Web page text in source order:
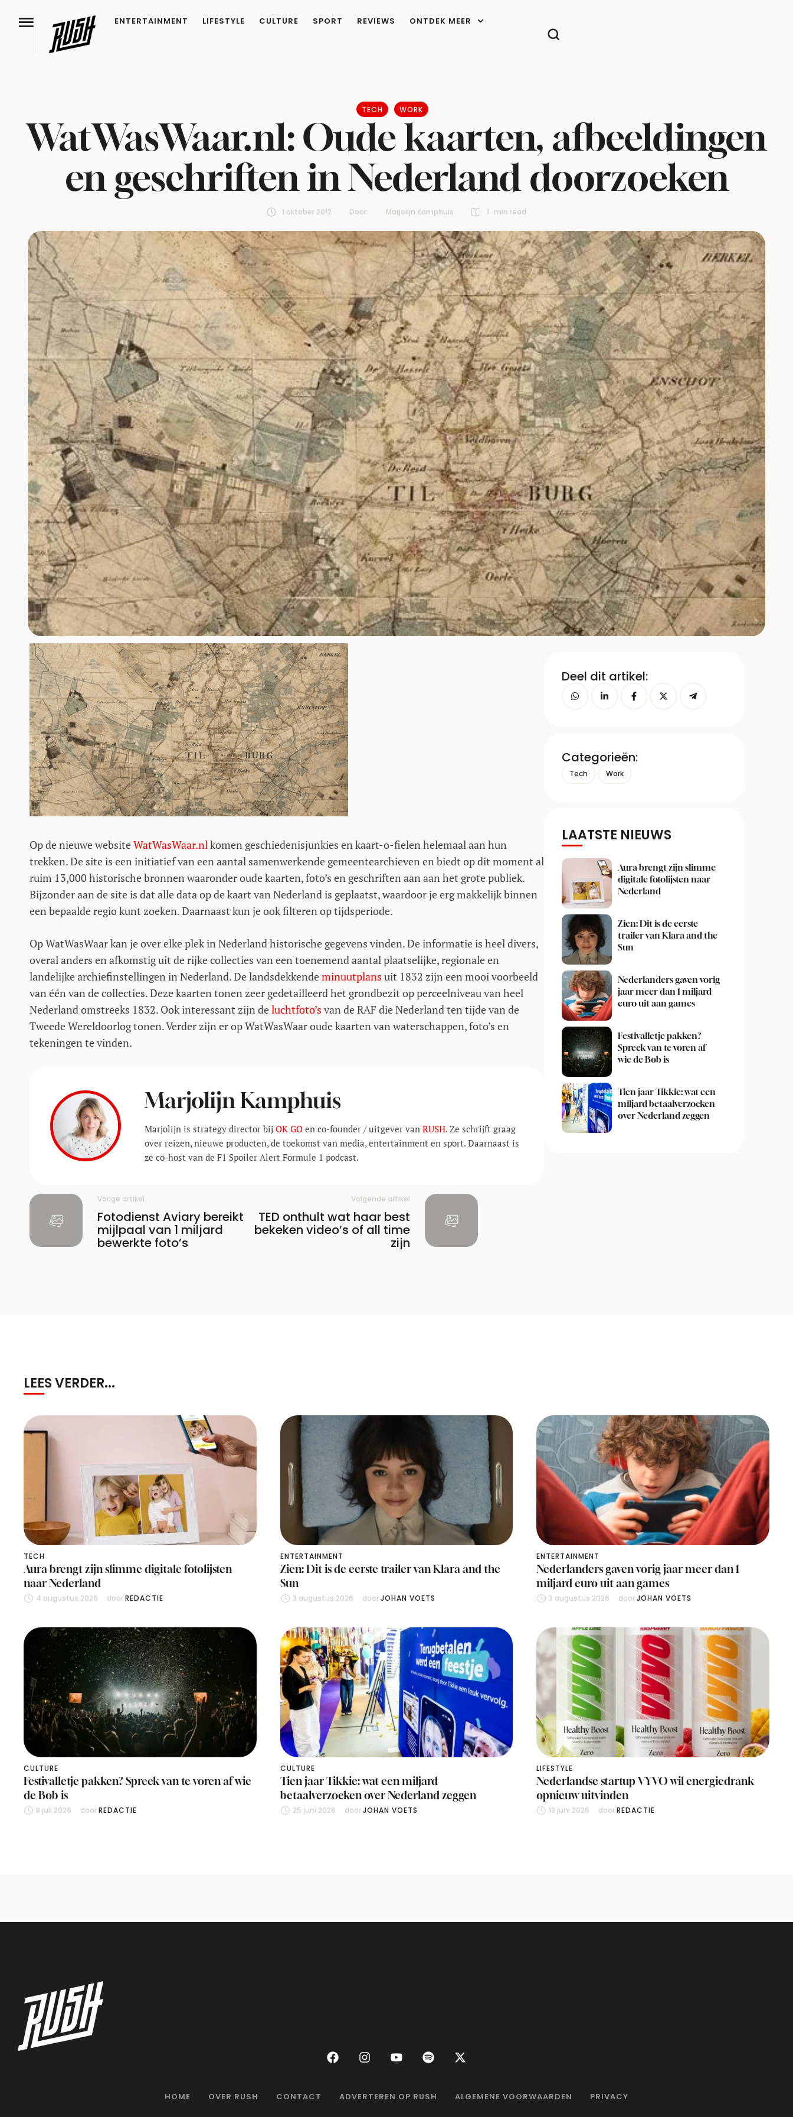
ENTERTAINMENT LIFESTYLE CULTURE SPORT REVIEWS ONTDEK MEER
TECH WORK
WatWasWaar.nl: Oude kaarten, afbeeldingen
en geschriften in Nederland doorzoeken
1 oktober 2012 Door: Marjolijn Kamphuis 1 min read
Op de nieuwe websiteWatWasWaar.nlkomen geschiedenisjunkies en kaart-o-fielen helemaal aan hun
trekken. De site is een initiatief van een aantal samenwerkende gemeentearchieven en biedt op dit moment al
ruim 13,000 historische bronnen waaronder oude kaarten, foto’s en geschriften aan aan het grote publiek.
Bijzonder aan de site is dat alle data op de kaart van Nederland is geplaatst, waardoor je erg makkelijk binnen
een bepaalde regio kunt zoeken. Daarnaast kun je ook filteren op tijdsperiode.
Op WatWasWaar kan je over elke plek in Nederland historische gegevens vinden. De informatie is heel divers,
overal anders en afkomstig uit de rijke collecties van een toenemend aantal plaatselijke, regionale en
landelijke archiefinstellingen in Nederland. De landsdekkendeminuutplans uit 1832 zijn een mooi voorbeeld
van één van de collecties. Deze kaarten tonen zeer gedetailleerd het grondbezit op perceelniveau van heel
Nederland omstreeks 1832. Ook interessant zijn deluchtfoto’s van de RAF die Nederland ten tijde van de
Tweede Wereldoorlog tonen. Verder zijn er op WatWasWaar oude kaarten van waterschappen, foto’s en
tekeningen te vinden.
Marjolijn Kamphuis
Marjolijn is strategy director bijOK GO en co-founder / uitgever vanRUSH. Ze schrijft graag
over reizen, nieuwe producten, de toekomst van media, entertainment en sport. Daarnaast is
ze co-host van de F1 Spoiler Alert Formule 1 podcast.
Vorige artikel
Fotodienst Aviary bereikt
mijlpaal van 1 miljard
bewerkte foto’s
Volgende artikel
TED onthult wat haar best
bekeken video’s of all time
zijn
Deel dit artikel:
Categorieën:
Tech Work
LAATSTE NIEUWS
Aura brengt zijn slimme
digitale fotolijsten naar
Nederland
Zien: Dit is de eerste
trailer van Klara and the
Sun
Nederlanders gaven vorig
jaar meer dan 1 miljard
euro uit aan games
Festivalletje pakken?
Spreek van te voren af
wie de Bob is
Tien jaar Tikkie: wat een
miljard betaalverzoeken
over Nederland zeggen
LEES VERDER...
TECH
Aura brengt zijn slimme digitale fotolijsten
naar Nederland
4 augustus 2026 door REDACTIE
ENTERTAINMENT
Zien: Dit is de eerste trailer van Klara and the
Sun
3 augustus 2026 door JOHAN VOETS
ENTERTAINMENT
Nederlanders gaven vorig jaar meer dan 1
miljard euro uit aan games
3 augustus 2026 door JOHAN VOETS
CULTURE
Festivalletje pakken? Spreek van te voren af wie
de Bob is
8 juli 2026 door REDACTIE
CULTURE
Tien jaar Tikkie: wat een miljard
betaalverzoeken over Nederland zeggen
25 juni 2026 door JOHAN VOETS
LIFESTYLE
Nederlandse startup VYVO wil energiedrank
opnieuw uitvinden
18 juni 2026 door REDACTIE
HOME OVER RUSH CONTACT ADVERTEREN OP RUSH ALGEMENE VOORWAARDEN PRIVACY